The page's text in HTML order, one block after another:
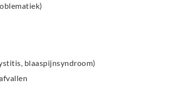
blaaspijnsyndroom)